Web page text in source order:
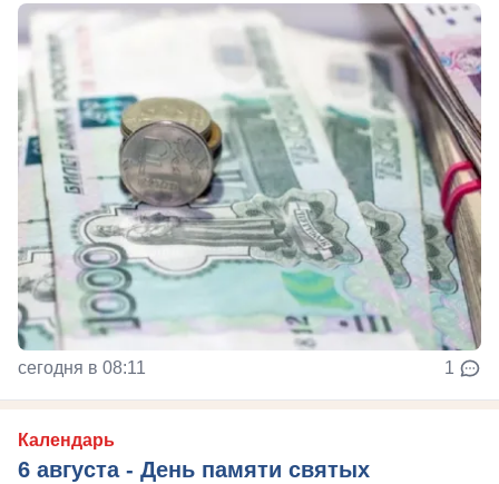
сегодня в 08:11 1
Календарь
6 августа - День памяти святых